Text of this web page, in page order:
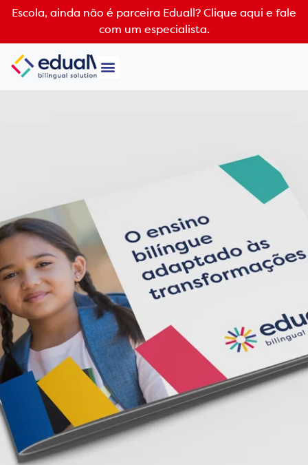
Escola, ainda não é parceira Eduall? Clique aqui e fale
com um especialista.